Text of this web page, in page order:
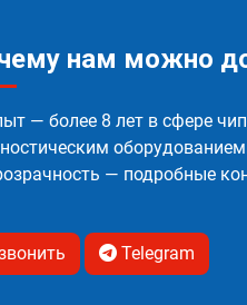
нам можно
— более 8 лет в сфере
— подробные
Telegram